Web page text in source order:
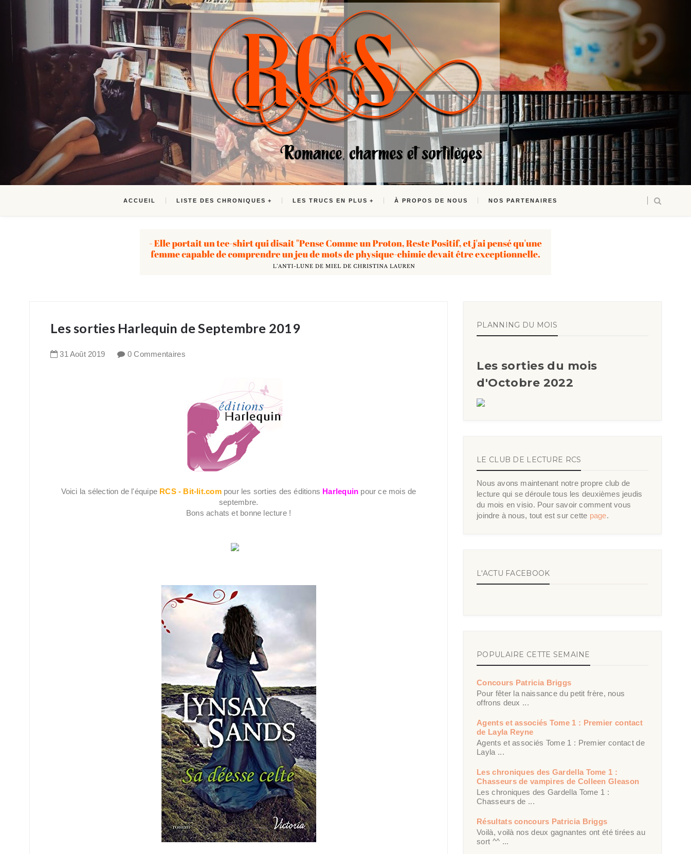
ACCUEIL LISTE DES CHRONIQUES LES TRUCS EN PLUS À PROPOS DE NOUS NOS PARTENAIRES
Les sorties Harlequin de Septembre 2019
31 Août 2019 0 Commentaires
Voici la sélection de l'équipe RCS - Bit-lit.compour les sorties des éditions Harlequin pour ce mois de
septembre.
Bons achats et bonne lecture !
PLANNING DU MOIS
Les sorties du mois
d'Octobre 2022
LE CLUB DE LECTURE RCS
Nous avons maintenant notre propre club de
lecture qui se déroule tous les deuxièmes jeudis
du mois en visio. Pour savoir comment vous
joindre à nous, tout est sur cette page.
L'ACTU FACEBOOK
POPULAIRE CETTE SEMAINE
Concours Patricia Briggs
Pour fêter la naissance du petit frère, nous
offrons deux ...
Agents et associés Tome 1 : Premier contact
de Layla Reyne
Agents et associés Tome 1 : Premier contact de
Layla ...
Les chroniques des Gardella Tome 1 :
Chasseurs de vampires de Colleen Gleason
Les chroniques des Gardella Tome 1 :
Chasseurs de ...
Résultats concours Patricia Briggs
Voilà, voilà nos deux gagnantes ont été tirées au
sort ^^ ...